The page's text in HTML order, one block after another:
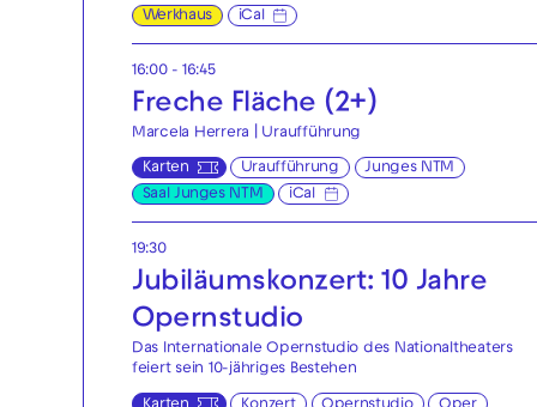
Werkhaus iCal
16:00 - 16:45
Freche Fläche (2+)
Marcela Herrera | Uraufführung
Karten Uraufführung
Junges NTM
Saal Junges NTM
iCal
19:30
Jubiläumskonzert: 10 Jahre
Opernstudio
Das Internationale Opernstudio des Nationaltheaters
feiert sein 10-jähriges Bestehen